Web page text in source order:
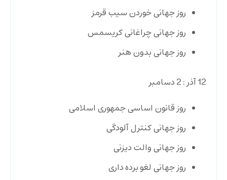
روز جهانی خوردن سیب قرمز
روز جهانی چراغانی کریسمس
روز جهانی بدون هنر
12 آذر : 2 دسامبر
روز قانون اساسی جمهوری اسلامی
روز جهانی کنترل آلودگی
روز جهانی والت دیزنی
روز جهانی لغو برده داری